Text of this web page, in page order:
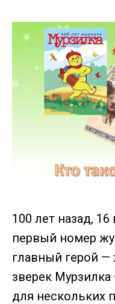
100 лет назад,
первый номер
главный герой
зверек
для нескольких